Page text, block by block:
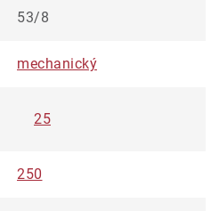
53/8
mechanický
25
250